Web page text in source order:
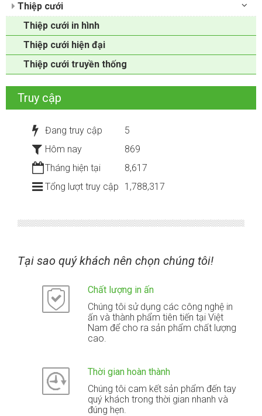
Thiệp cưới
Thiệp cưới in hình
Thiệp cưới hiện đại
Thiệp cưới truyền thống
Truy cập
Đang truy cập
5
Hôm nay
869
Tháng hiện tại
8,617
Tổng lượt truy cập
1,788,317
Tại sao quý khách nên chọn chúng tôi!
Chất lượng in ấn
Chúng tôi sử dụng các công nghệ in
ấn và thành phẩm tiên tiến tại Việt
Nam để cho ra sản phẩm chất lượng
cao.
Thời gian hoàn thành
Chúng tôi cam kết sản phẩm đến tay
quý khách trong thời gian nhanh và
đúng hẹn.